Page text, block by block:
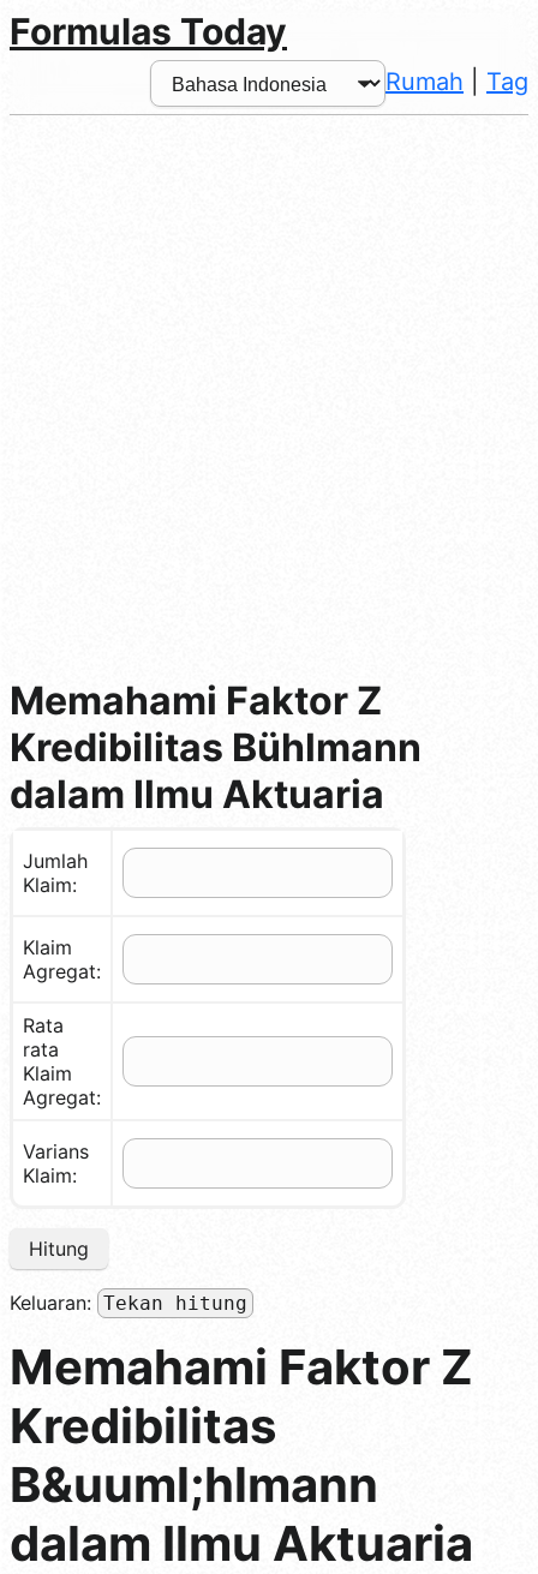
Formulas Today
Rumah Tag
Memahami Faktor Z
Kredibilitas Bühlmann
dalam Ilmu Aktuaria
Jumlah
Klaim:
Klaim
Agregat:
Rata
rata
Klaim
Agregat:
Varians
Klaim:
Hitung
Keluaran: Tekan hitung
Memahami Faktor Z
Kredibilitas
B&uuml;hlmann
dalam Ilmu Aktuaria